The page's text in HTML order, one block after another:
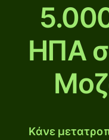
ΗΠΑ
Κάνε